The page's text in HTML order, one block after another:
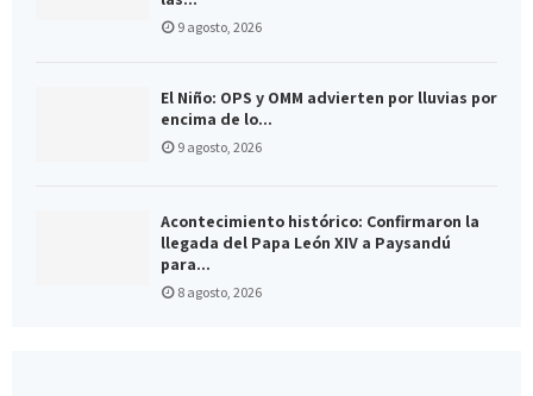
9 agosto, 2026
El Niño: OPS y OMM advierten por lluvias por
encima de lo...
9 agosto, 2026
Acontecimiento histórico: Confirmaron la
llegada del Papa León XIV a Paysandú
para...
8 agosto, 2026